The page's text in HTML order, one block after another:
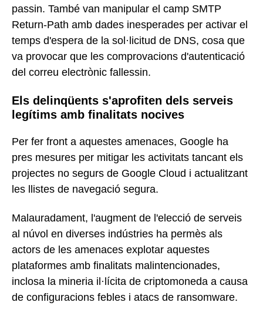
passin. També van manipular el camp SMTP
Return-Path amb dades inesperades per activar el
temps d'espera de la sol·licitud de DNS, cosa que
va provocar que les comprovacions d'autenticació
del correu electrònic fallessin.
Els delinqüents s'aprofiten dels serveis
legítims amb finalitats nocives
Per fer front a aquestes amenaces, Google ha
pres mesures per mitigar les activitats tancant els
projectes no segurs de Google Cloud i actualitzant
les llistes de navegació segura.
Malauradament, l'augment de l'elecció de serveis
al núvol en diverses indústries ha permès als
actors de les amenaces explotar aquestes
plataformes amb finalitats malintencionades,
inclosa la mineria il·lícita de criptomoneda a causa
de configuracions febles i atacs de ransomware.